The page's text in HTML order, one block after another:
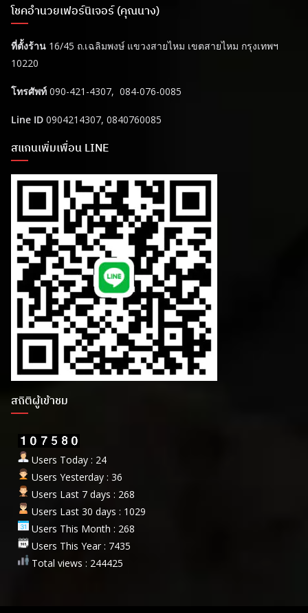
โชคอำนวยเฟอร์นิเจอร์ (คุณนาง)
ที่ตั้งร้าน 16/45 ถ.เฉลิมพงษ์ แขวงสายไหม เขตสายไหม กรุงเทพฯ
10220
โทรศัพท์ 090-421-4307, 084-076-0085
Line ID 0904214307, 0840760085
สแกนเพิ่มเพื่อน LINE
สถิติผู้เข้าชม
Users Today : 24
Users Yesterday : 36
Users Last 7 days : 268
Users Last 30 days : 1029
Users This Month : 268
Users This Year : 7435
Total views : 244425